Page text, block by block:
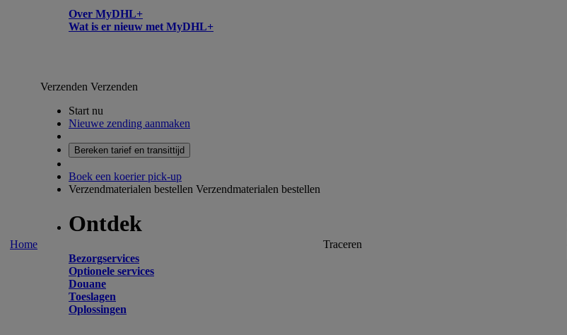
Over MyDHL+
Wat is er nieuw met MyDHL+
Home
Verzenden Verzenden
Start nu
Nieuwe zending aanmaken
Bereken tarief en transittijd
Boek een koerier pick-up
Verzendmaterialen bestellen Verzendmaterialen bestellen
Ontdek
Bezorgservices
Optionele services
Douane
Toeslagen
Oplossingen
Traceren